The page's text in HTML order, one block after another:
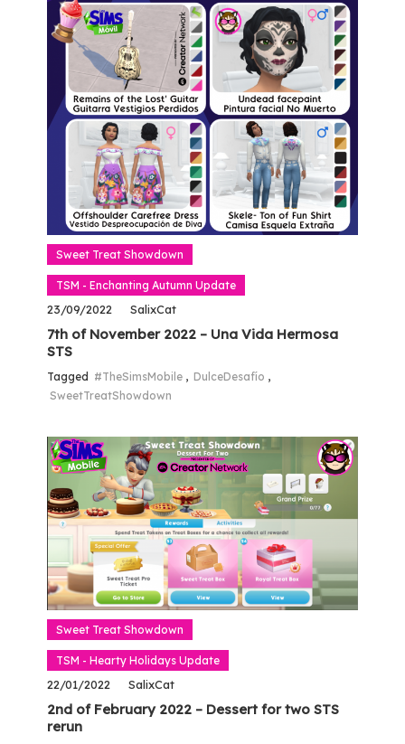
Sweet Treat Showdown
TSM - Enchanting Autumn Update
23/09/2022 SalixCat
7th of November 2022 – Una Vida Hermosa
STS
Tagged #TheSimsMobile , DulceDesafío ,
SweetTreatShowdown
Sweet Treat Showdown
TSM - Hearty Holidays Update
22/01/2022 SalixCat
2nd of February 2022 – Dessert for two STS
rerun